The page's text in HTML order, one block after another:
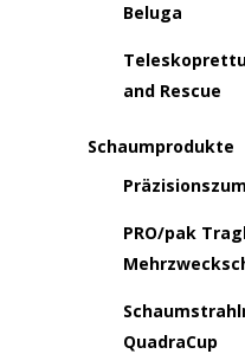
Beluga
and Rescue
Schaumprodukte
PRO/pak
QuadraCup